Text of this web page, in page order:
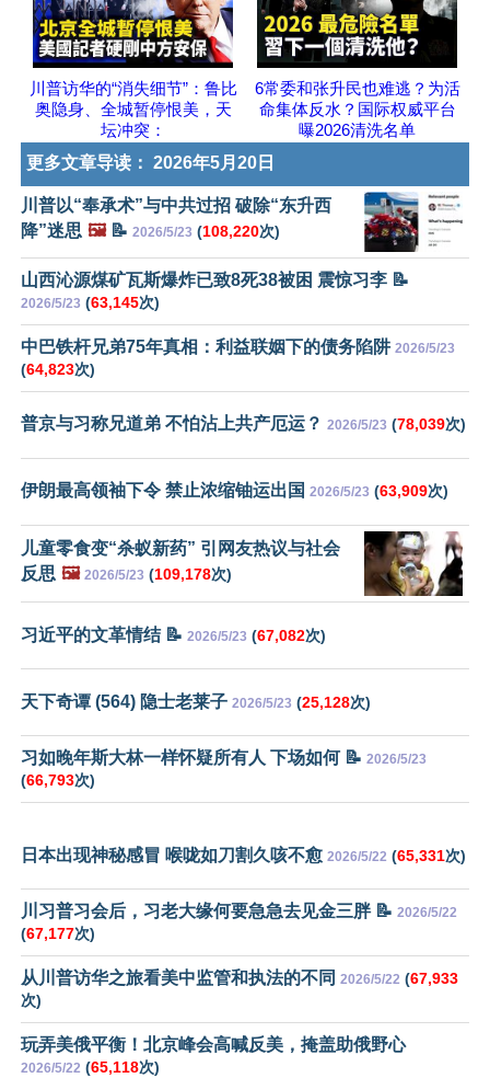
川普访华的“消失细节”：鲁比
奥隐身、全城暂停恨美，天
坛冲突：
6常委和张升民也难逃？为活
命集体反水？国际权威平台
曝2026清洗名单
更多文章导读： 2026年5月20日
川普以“奉承术”与中共过招 破除“东升西
降”迷思 🖼️📝 2026/5/23 (108,220次)
山西沁源煤矿瓦斯爆炸已致8死38被困 震惊习李 📝
2026/5/23 (63,145次)
中巴铁杆兄弟75年真相：利益联姻下的债务陷阱 2026/5/23
(64,823次)
普京与习称兄道弟 不怕沾上共产厄运？ 2026/5/23 (78,039次)
伊朗最高领袖下令 禁止浓缩铀运出国 2026/5/23 (63,909次)
儿童零食变“杀蚁新药” 引网友热议与社会
反思 🖼️ 2026/5/23 (109,178次)
习近平的文革情结 📝 2026/5/23 (67,082次)
天下奇谭 (564) 隐士老莱子 2026/5/23 (25,128次)
习如晚年斯大林一样怀疑所有人 下场如何 📝 2026/5/23
(66,793次)
日本出现神秘感冒 喉咙如刀割久咳不愈 2026/5/22 (65,331次)
川习普习会后，习老大缘何要急急去见金三胖 📝 2026/5/22
(67,177次)
从川普访华之旅看美中监管和执法的不同 2026/5/22 (67,933
次)
玩弄美俄平衡！北京峰会高喊反美，掩盖助俄野心
2026/5/22 (65,118次)